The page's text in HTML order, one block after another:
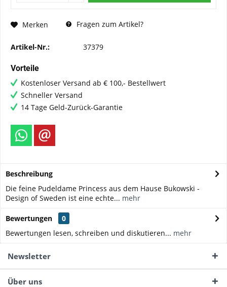
Merken Fragen zum Artikel?
Artikel-Nr.: 37379
Vorteile
Kostenloser Versand ab € 100,- Bestellwert
Schneller Versand
14 Tage Geld-Zurück-Garantie
Beschreibung
Die feine Pudeldame Princess aus dem Hause Bukowski -
Design of Sweden ist eine echte... mehr
Bewertungen
0
Bewertungen lesen, schreiben und diskutieren... mehr
Newsletter
Über uns